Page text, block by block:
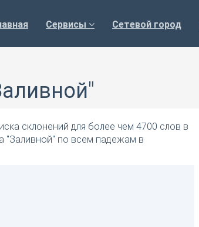
Сервисы Сетевой город
склонений для более чем 4700 слов в
"Заливной" по всем падежам в